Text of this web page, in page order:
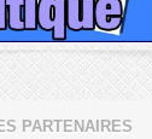
PARTENAIRES